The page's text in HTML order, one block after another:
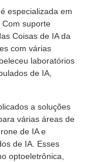
especializada em
suporte
Coisas de IA da
com várias
laboratórios
de IA,
a soluções
várias áreas de
de IA e
de IA. Esses
optoeletrônica,